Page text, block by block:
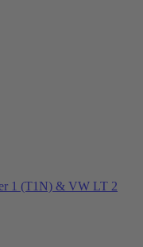
1 (T1N) & VW LT 2